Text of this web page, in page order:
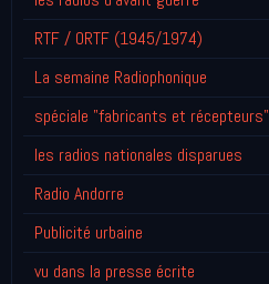
RTF / ORTF (1945/1974)
La semaine Radiophonique
spéciale "fabricants et récepteurs"
les radios nationales disparues
Radio Andorre
Publicité urbaine
vu dans la presse écrite